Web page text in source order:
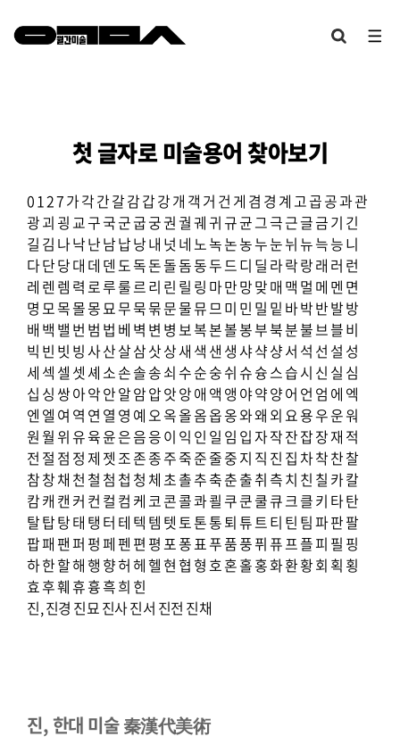
첫 글자로 미술용어 찾아보기
0 1 27가각간갈감갑강개 객 거 건 게 겸 경 계 고곱공과관
광괴 굉 교구국군굽궁권 궐궤귀규균그극근글금기 긴
길 김 나낙난남납낭내 넛 네 노녹논농누눈뉘뉴늑능니
다단당대 데 덴 도독돈돌돔동두드디 딜 라락랑래 러 런
레 렌 렘 력 로루룰르리 린 릴 링 마만망맞매 맥 멀 메 멘 면
명 모목몰몽묘무묵묶문물뮤므미 민 밀 밑 바박반발방
배 백 밸 번 범 법 베 벽 변 병 보복본볼봉부북분불브블비
빅 빈 빗 빙사산살삼삿상새 색 샌 생샤샥샹서 석 선 설 성
세 섹 셀 셋셰 소손솔송쇠수순숭쉬슈슝스습시 신 실 심
십 싱 쌍아악안알암압앗앙애 액 앵 야약양어 언 엄 에 엑
엔 엘 여 역 연 열 영 예 오옥올옴옵옹와왜 외 요용우운워
원월 위유육윤은음응이 익 인 일 임 입자작잔잡장재 적
전 절 점 정 제 젯 조존종주죽준줄중지 직 진 집 차착찬찰
참창채 천 철 첨 첩 청 체 초촐추축춘출취측치 친 칠 카칼
캄캐 캔 커 컨 컬 컴 케 코콘콜콰쾰 쿠쿤쿨큐크클키 타탄
탈탑탕태 탱 터 테 텍 템 텟 토톤통퇴튜트티 틴 팀파판팔
팝패팬퍼 펑페펜 편 평 포퐁표푸품풍퓌 퓨프플피 필 핑
하한할해행 향허헤헬 현협 형 호혼홀홍화환황회 획 횡
효 후훼휴흉흑희 힌
진,진경 진묘진사진서 진전 진채
진, 한대 미술 秦漢代美術